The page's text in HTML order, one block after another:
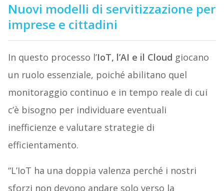
Nuovi modelli di servitizzazione per
imprese e cittadini
In questo processo l’IoT, l’AI e il Cloud giocano
un ruolo essenziale, poiché abilitano quel
monitoraggio continuo e in tempo reale di cui
c’è bisogno per individuare eventuali
inefficienze e valutare strategie di
efficientamento.
“L’IoT ha una doppia valenza perché i nostri
sforzi non devono andare solo verso la